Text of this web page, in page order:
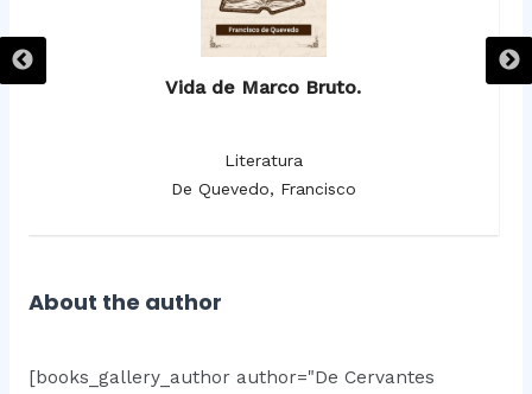
Vida de Marco Bruto.
Literatura
De Quevedo, Francisco
About the author
[books_gallery_author author="De Cervantes